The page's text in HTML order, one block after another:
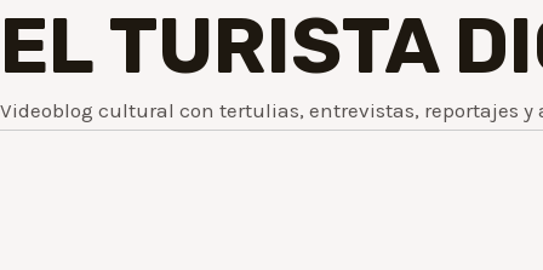
EL TURISTA
Videoblog cultural con tertulias, entrevistas, reportajes y